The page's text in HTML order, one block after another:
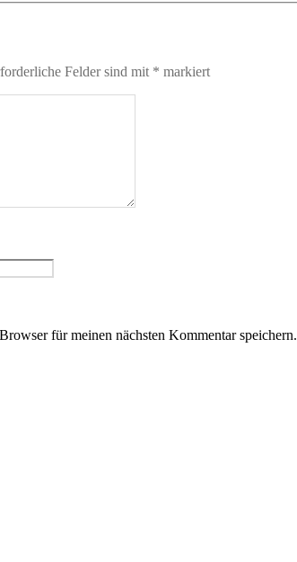
Felder sind mit * markiert
für meinen nächsten Kommentar speichern.